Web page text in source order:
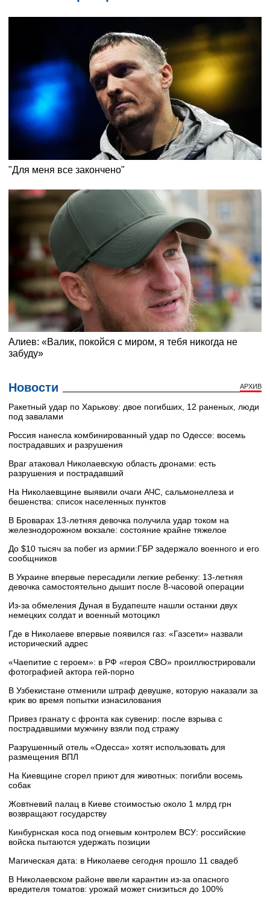
Новости АРХИВ
Ракетный удар по Харькову: двое погибших, 12 раненых, люди
под завалами
Россия нанесла комбинированный удар по Одессе: восемь
пострадавших и разрушения
Враг атаковал Николаевскую область дронами: есть
разрушения и пострадавший
На Николаевщине выявили очаги АЧС, сальмонеллеза и
бешенства: список населенных пунктов
В Броварах 13-летняя девочка получила удар током на
железнодорожном вокзале: состояние крайне тяжелое
До $10 тысяч за побег из армии:ГБР задержало военного и его
сообщников
В Украине впервые пересадили легкие ребенку: 13-летняя
девочка самостоятельно дышит после 8-часовой операции
Из-за обмеления Дуная в Будапеште нашли останки двух
немецких солдат и военный мотоцикл
Где в Николаеве впервые появился газ: «Газсети» назвали
исторический адрес
«Чаепитие с героем»: в РФ «героя СВО» проиллюстрировали
фотографией актора гей-порно
В Узбекистане отменили штраф девушке, которую наказали за
крик во время попытки изнасилования
Привез гранату с фронта как сувенир: после взрыва с
пострадавшими мужчину взяли под стражу
Разрушенный отель «Одесса» хотят использовать для
размещения ВПЛ
На Киевщине сгорел приют для животных: погибли восемь
собак
Жовтневий палац в Киеве стоимостью около 1 млрд грн
возвращают государству
Кинбурнская коса под огневым контролем ВСУ: российские
войска пытаются удержать позиции
Магическая дата: в Николаеве сегодня прошло 11 свадеб
В Николаевском районе ввели карантин из-за опасного
вредителя томатов: урожай может снизиться до 100%